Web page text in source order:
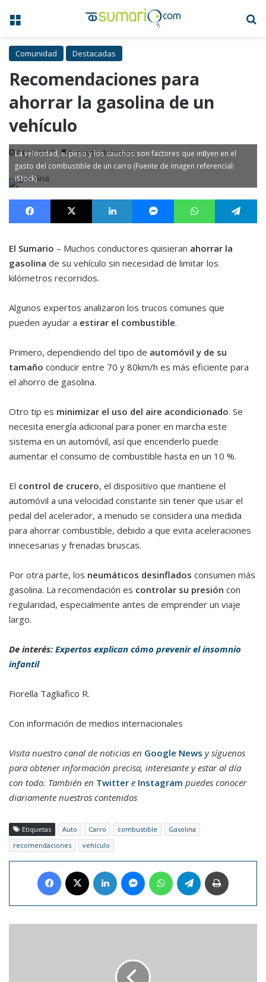
Menú
Comunidad Destacadas
Recomendaciones para
ahorrar la gasolina de un
vehículo
04 Jul, 2023 1 minuto de lectura
La velocidad, el peso y los cauchos son factores que influyen en el
gasto del combustible de un carro (Fuente de imagen referencial:
iStock)
Facebook X LinkedIn MessengerWhatsApp
El Sumario – Muchos conductores quisieran ahorrar la
gasolina de su vehículo sin necesidad de limitar los
kilómetros recorridos.
Algunos expertos analizaron los trucos comunes que
pueden ayudar a estirar el combustible.
Primero, dependiendo del tipo de automóvil y de su
tamaño conducir entre 70 y 80km/h es más eficiente para
el ahorro de gasolina.
Otro tip es minimizar el uso del aire acondicionado. Se
necesita energía adicional para poner en marcha este
sistema en un automóvil, así que encenderlo puede
aumentar el consumo de combustible hasta en un 10 %.
El control de crucero, el dispositivo que mantiene el
automóvil a una velocidad constante sin tener que usar el
pedal del acelerador, a menudo se considera una medida
para ahorrar combustible, debido a que evita aceleraciones
innecesarias y frenadas bruscas.
Por otra parte, los neumáticos desinflados consumen más
gasolina. La recomendación es controlar su presión con
regularidad, especialmente antes de emprender un viaje
largo.
De interés: Expertos explican cómo prevenir el insomnio
infantil
Fiorella Tagliafico R.
Con información de medios internacionales
Visita nuestro canal de noticias en Google News y síguenos
para obtener información precisa, interesante y estar al día
con todo. También en Twitter e Instagram puedes conocer
diariamente nuestros contenidos
Etiquetas Auto Carro combustible
Gasolina
recomendaciones
vehículo
Facebook LinkedIn MessengerWhatsAppTelegram